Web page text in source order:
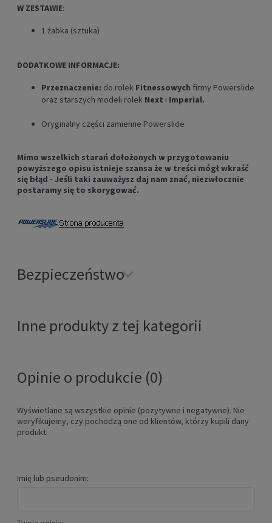
W ZESTAWIE:
1 żabka (sztuka)
DODATKOWE INFORMACJE:
Przeznaczenie: do rolek Fitnessowych firmy Powerslide
oraz starszych modeli rolek Next i Imperial.
Oryginalny części zamienne Powerslide
Mimo wszelkich starań dołożonych w przygotowaniu
powyższego opisu istnieje szansa że w treści mógł wkraść
się błąd - Jeśli taki zauważysz daj nam znać, niezwłocznie
postaramy się to skorygować.
Bezpieczeństwo
Inne produkty z tej kategorii
Opinie o produkcie (0)
Wyświetlane są wszystkie opinie (pozytywne i negatywne). Nie
weryfikujemy, czy pochodzą one od klientów, którzy kupili dany
produkt.
Imię lub pseudonim: